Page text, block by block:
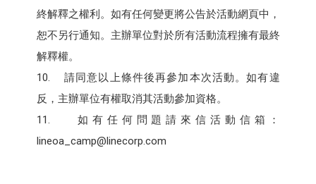
終解釋之權利。如有任何變更將公告於活動網頁中，
恕不另行通知。主辦單位對於所有活動流程擁有最終
解釋權。
10. 請同意以上條件後再參加本次活動。如有違
反，主辦單位有權取消其活動參加資格。
11. 如有任何問題請來信活動信箱：
lineoa_camp@linecorp.com